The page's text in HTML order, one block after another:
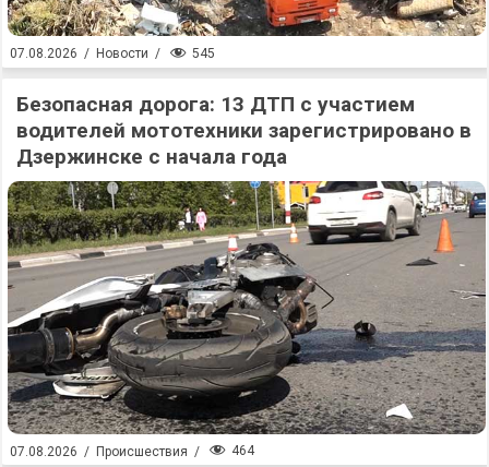
07.08.2026 / Новости / 545
Безопасная дорога: 13 ДТП с участием
водителей мототехники зарегистрировано в
Дзержинске с начала года
07.08.2026 / Происшествия / 464